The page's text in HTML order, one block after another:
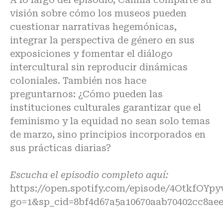
visión sobre cómo los museos pueden
cuestionar narrativas hegemónicas,
integrar la perspectiva de género en sus
exposiciones y fomentar el diálogo
intercultural sin reproducir dinámicas
coloniales. También nos hace
preguntarnos: ¿Cómo pueden las
instituciones culturales garantizar que el
feminismo y la equidad no sean solo temas
de marzo, sino principios incorporados en
sus prácticas diarias?
Escucha el episodio completo aquí:
https://open.spotify.com/episode/